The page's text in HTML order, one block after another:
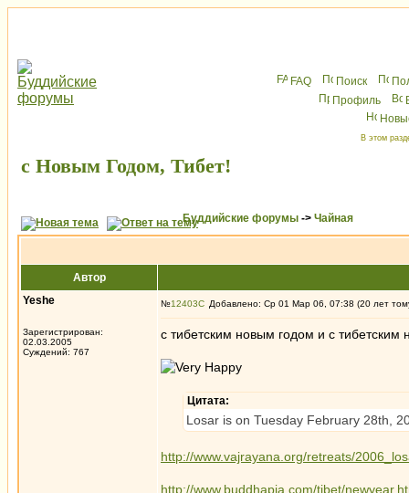
FAQ Поиск
Профиль
В этом
с Новым Годом, Тибет!
Буддийские форумы -> Чайная
Автор
Yeshe
Зарегистрирован:
02.03.2005
Суждений: 767
№12403 Добавлено: Ср 01 Мар 06, 07:38 (20 лет
с тибетским новым годом и с тибетским
Цитата:
Losar is on Tuesday February 28th,
http://www.vajrayana.org/retreats/
http://www.buddhapia.com/tibet/